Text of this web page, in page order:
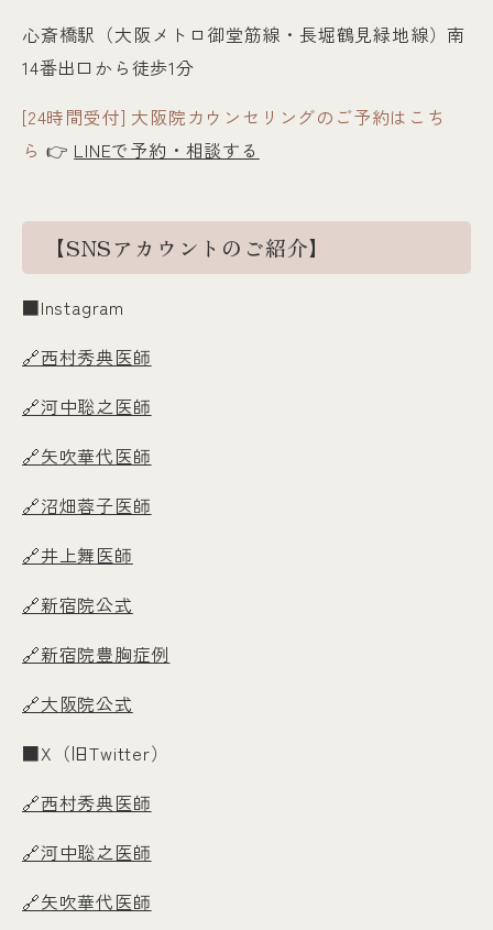
心斎橋駅（大阪メトロ御堂筋線・長堀鶴見緑地線）南
14番出口から徒歩1分
[24時間受付] 大阪院カウンセリングのご予約はこち
ら 👉 LINEで予約・相談する
【SNSアカウントのご紹介】
■Instagram
🔗西村秀典医師
🔗河中聡之医師
🔗矢吹華代医師
🔗沼畑蓉子医師
🔗井上舞医師
🔗新宿院公式
🔗新宿院豊胸症例
🔗大阪院公式
■X（旧Twitter）
🔗西村秀典医師
🔗河中聡之医師
🔗矢吹華代医師